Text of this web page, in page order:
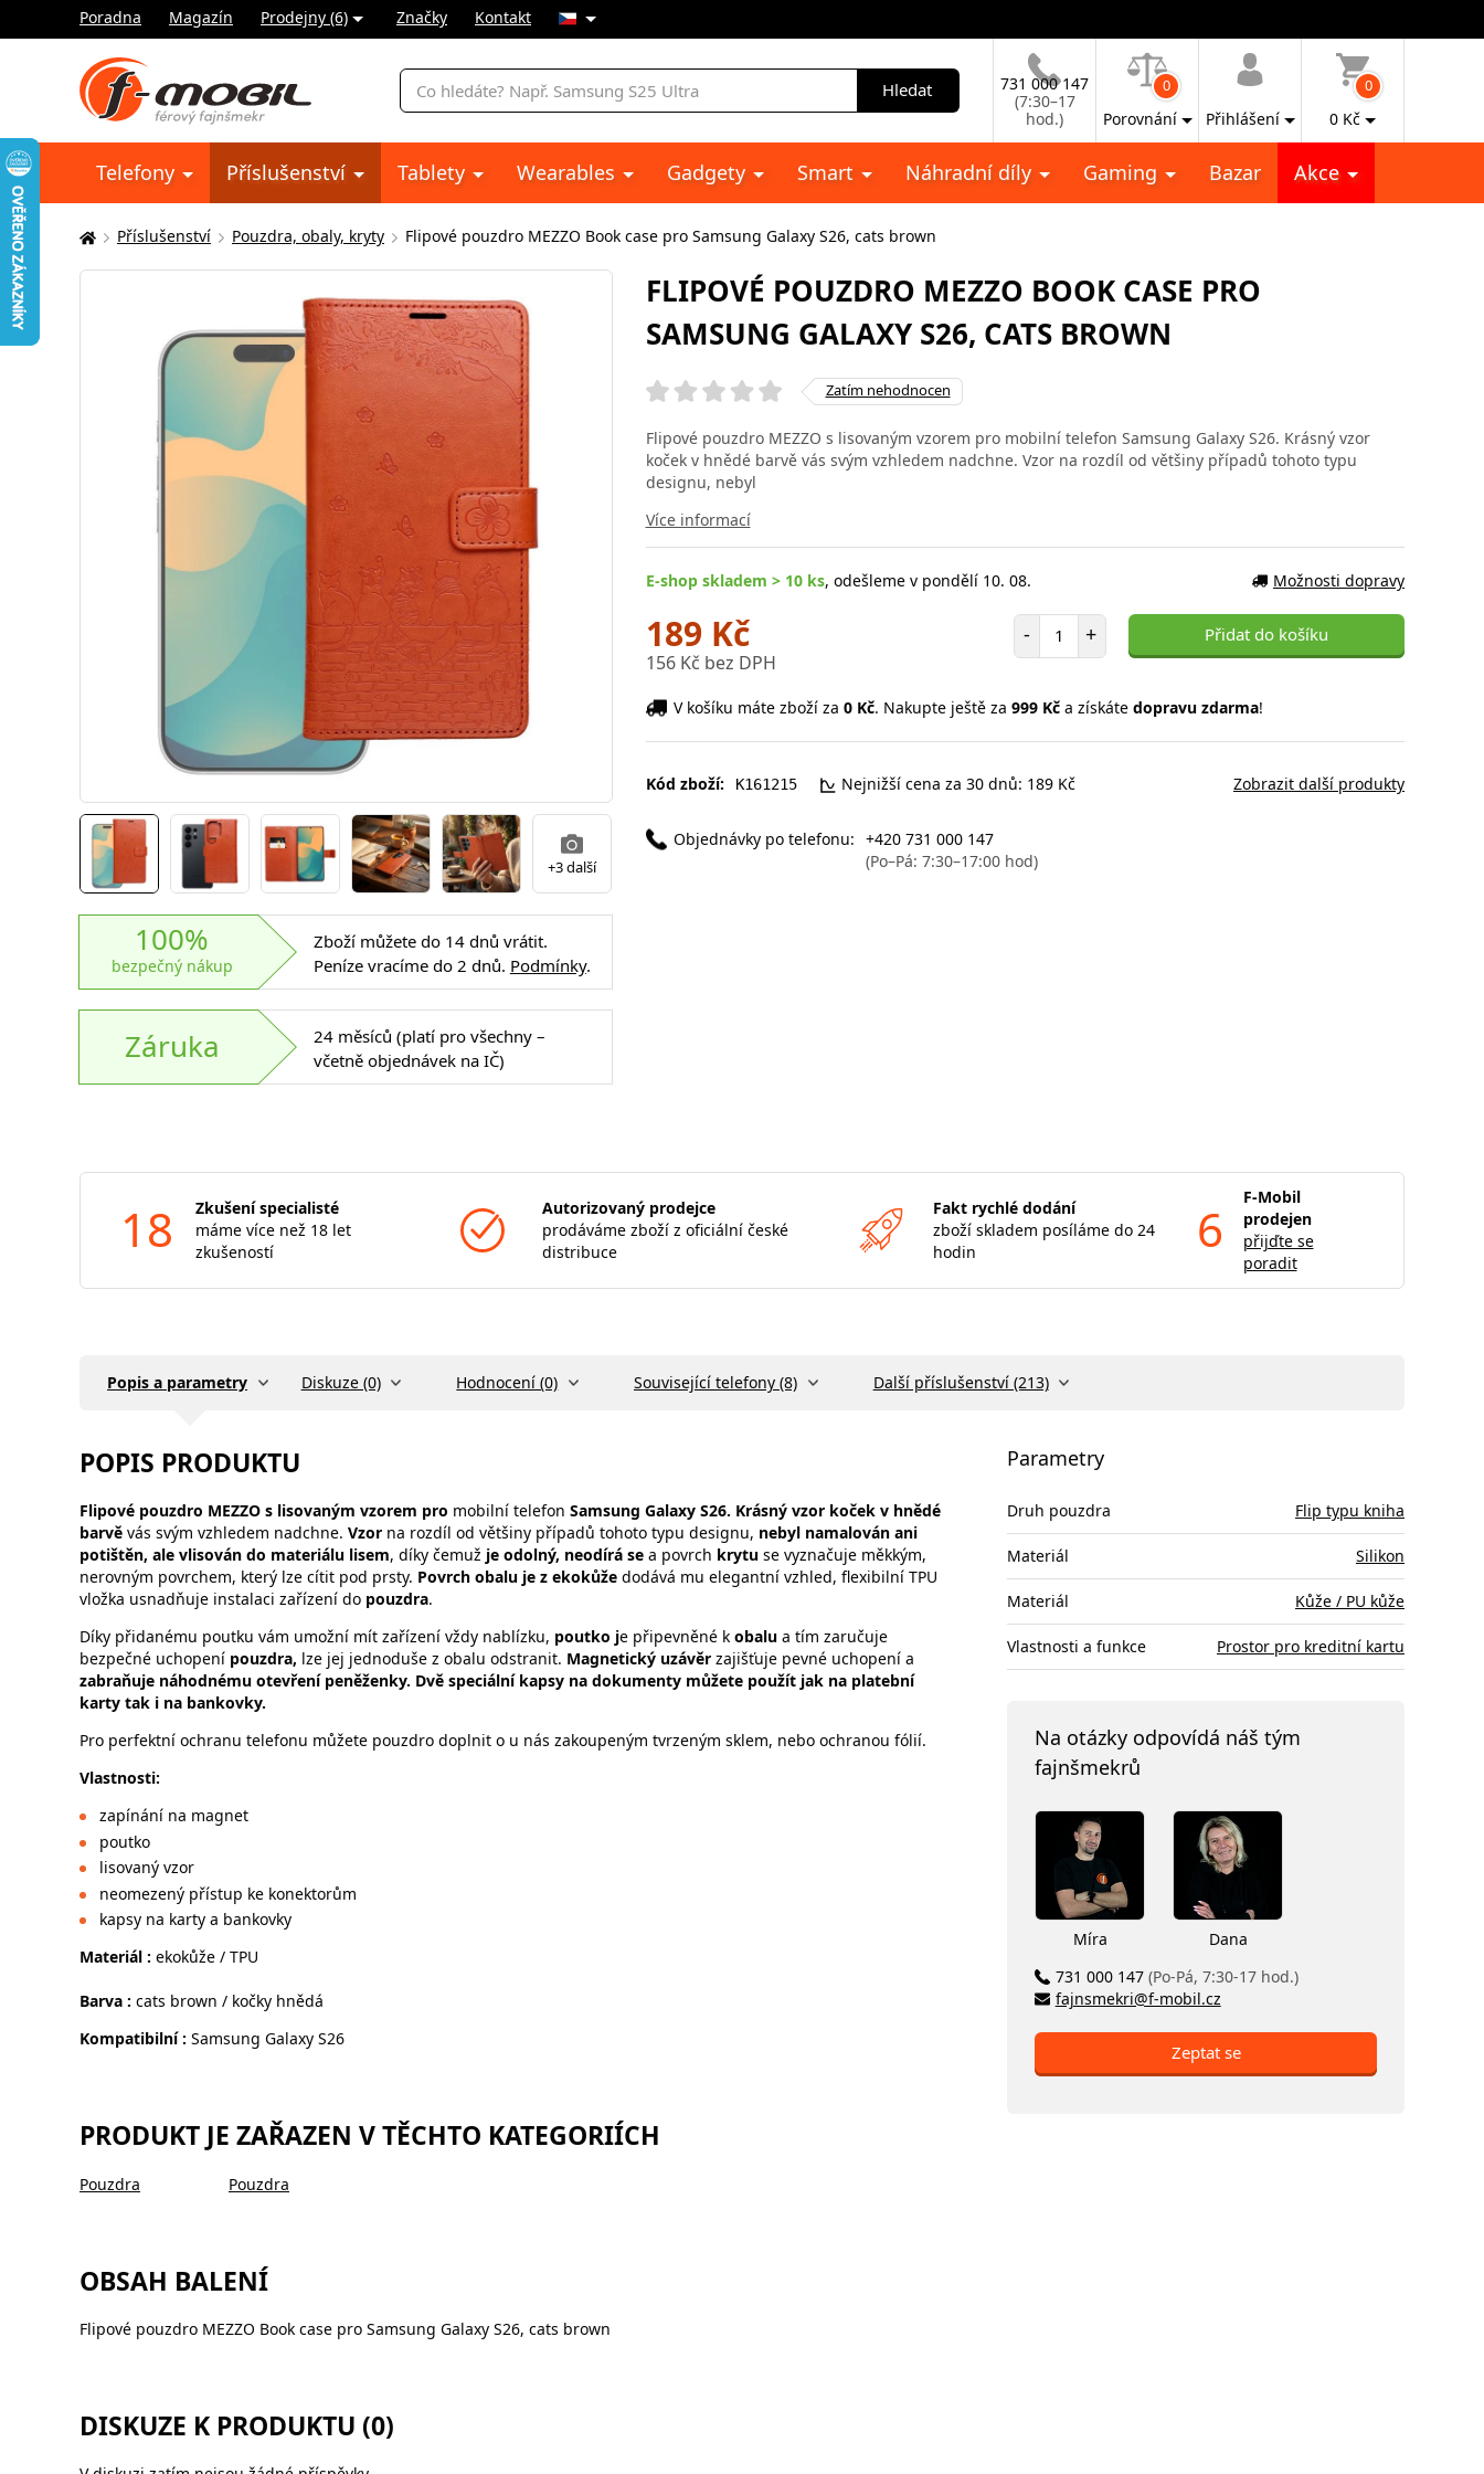
Poradna Magazín Prodejny (6) Značky Kontakt
Vyhledávání
Hledat
731 000 147
(7:30–17
hod.)
0
Porovnání Přihlášení
0
0 Kč
Telefony Příslušenství Tablety Wearables Gadgety Smart Náhradní díly Gaming Bazar Akce
Zde
se
Příslušenství Pouzdra, obaly, kryty Flipové pouzdro MEZZO Book case pro Samsung Galaxy S26, cats brown
+3 další
100%
bezpečný nákup
Zboží můžete do 14 dnů vrátit.
Peníze vracíme do 2 dnů. Podmínky.
Záruka
24 měsíců (platí pro všechny –
včetně objednávek na IČ)
FLIPOVÉ POUZDRO MEZZO BOOK CASE PRO
SAMSUNG GALAXY S26, CATS BROWN
Zatím nehodnocen
Flipové pouzdro MEZZO s lisovaným vzorem pro mobilní telefon Samsung Galaxy S26. Krásný vzor
koček v hnědé barvě vás svým vzhledem nadchne. Vzor na rozdíl od většiny případů tohoto typu
designu, nebyl
Více informací
E-shop skladem > 10 ks, odešleme v pondělí 10. 08. Možnosti dopravy
189 Kč
156 Kč bez DPH
- Počet položek
+ Přidat do košíku
V košíku máte zboží za 0 Kč. Nakupte ještě za 999 Kča získáte dopravu zdarma!
Kód zboží: K161215 Nejnižší cena za 30 dnů: 189 Kč
Objednávky po telefonu: +420 731 000 147
(Po–Pá: 7:30–17:00 hod)
Zobrazit další produkty
18
Zkušení specialisté
máme více než 18 let
zkušeností
Autorizovaný prodejce
prodáváme zboží z oficiální české
distribuce
Fakt rychlé dodání
zboží skladem posíláme do 24
hodin
6
F-Mobil
prodejen
přijďte se
poradit
Popis a parametry Diskuze (0) Hodnocení (0) Související telefony (8) Další příslušenství (213)
POPIS PRODUKTU
Flipové pouzdro MEZZO s lisovaným vzorem pro mobilní telefon Samsung Galaxy S26. Krásný vzor koček v hnědé
barvě vás svým vzhledem nadchne. Vzor na rozdíl od většiny případů tohoto typu designu, nebyl namalován ani
potištěn, ale vlisován do materiálu lisem, díky čemuž je odolný, neodírá se a povrch krytu se vyznačuje měkkým,
nerovným povrchem, který lze cítit pod prsty. Povrch obalu je z ekokůže dodává mu elegantní vzhled, flexibilní TPU
vložka usnadňuje instalaci zařízení do pouzdra.
Díky přidanému poutku vám umožní mít zařízení vždy nablízku, poutko je připevněné k obalu a tím zaručuje
bezpečné uchopení pouzdra, lze jej jednoduše z obalu odstranit. Magnetický uzávěr zajišťuje pevné uchopení a
zabraňuje náhodnému otevření peněženky. Dvě speciální kapsy na dokumenty můžete použít jak na platební
karty tak i na bankovky.
Pro perfektní ochranu telefonu můžete pouzdro doplnit o u nás zakoupeným tvrzeným sklem, nebo ochranou fólií.
Vlastnosti:
zapínání na magnet
poutko
lisovaný vzor
neomezený přístup ke konektorům
kapsy na karty a bankovky
Materiál : ekokůže / TPU
Barva : cats brown / kočky hnědá
Kompatibilní : Samsung Galaxy S26
PRODUKT JE ZAŘAZEN V TĚCHTO KATEGORIÍCH
Pouzdra Pouzdra
OBSAH BALENÍ
Flipové pouzdro MEZZO Book case pro Samsung Galaxy S26, cats brown
DISKUZE K PRODUKTU (0)
Parametry
Druh pouzdra Flip typu kniha
Materiál Silikon
Materiál Kůže / PU kůže
Vlastnosti a funkce Prostor pro kreditní kartu
Na otázky odpovídá náš tým
fajnšmekrů
Míra
Dana
731 000 147 (Po-Pá, 7:30-17 hod.)
fajnsmekri@f-mobil.cz
Zeptat se